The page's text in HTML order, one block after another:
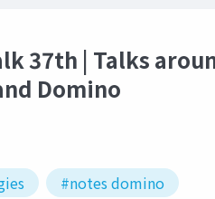
37th | Talks
Domino
#notes domino